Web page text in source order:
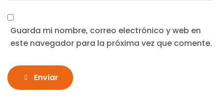
Guarda mi nombre, correo electrónico y web en
este navegador para la próxima vez que comente.
Enviar